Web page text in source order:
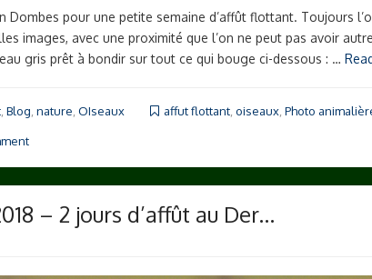
Dombes pour une petite semaine d’affût flottant. Toujours
images, avec une proximité que l’on ne peut pas avoir
gris prêt à bondir sur tout ce qui bouge ci-dessous : …
Blog nature OIseaux affut flottant, oiseaux, Photo
– 2 jours d’affût au Der…